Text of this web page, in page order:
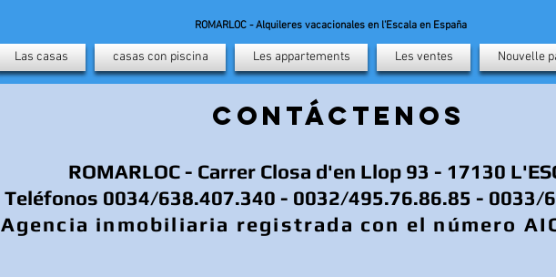
ROMARLOC - Alquileres vacacionales en l'Escala en España
Las casas casas con piscina Les appartements Les ventes Nouvelle
CONTÁCTENOS
ROMARLOC - Carrer Closa d'en Llop 93 - 17130
Teléfonos 0034/638.407.340 - 0032/495.76.86.85 - 0033/
Agencia inmobiliaria registrada con el número